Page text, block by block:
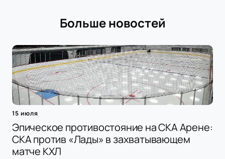
Больше новостей
15 июля
Эпическое противостояние на СКА Арене:
СКА против «Лады» в захватывающем
матче КХЛ